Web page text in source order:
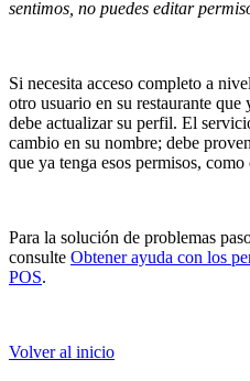
sentimos, no puedes editar
Si necesita acceso completo a
otro usuario en su restaurante
debe actualizar su perfil. El
cambio en su nombre; debe
que ya tenga esos permisos,
Para la solución de problemas
consulte Obtener ayuda con los
POS.
Volver al inicio